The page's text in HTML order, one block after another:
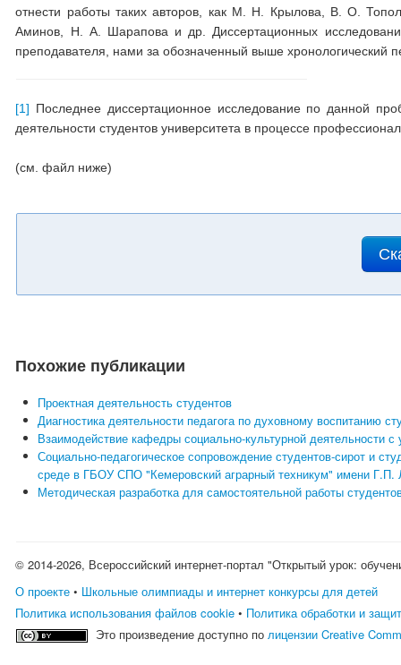
отнести работы таких авторов, как М. Н. Крылова, В. О.
Аминов, Н. А. Шарапова и др. Диссертационных
преподавателя, нами за обозначенный выше хронологический
[1] Последнее диссертационное исследование по данной
деятельности студентов университета в процессе
(см. файл ниже)
Похожие публикации
Проектная деятельность студентов
Диагностика деятельности педагога по духовному воспитанию
Взаимодействие кафедры социально-культурной деятельности
Социально-педагогическое сопровождение студентов-сирот и
среде в ГБОУ СПО "Кемеровский аграрный техникум" имени Г.П.
Методическая разработка для самостоятельной работы
© 2014-2026, Всероссийский интернет-портал "Открытый урок:
О проекте • Школьные олимпиады и интернет конкурсы для детей
Политика использования файлов cookie • Политика обработки и
Это произведение доступно полицензии Creative